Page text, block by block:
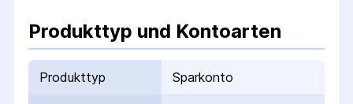
Produkttyp und Kontoarten
Produkttyp Sparkonto